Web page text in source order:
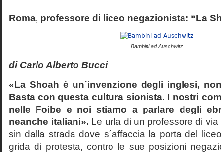
Roma, professore di liceo negazionista: “La
Bambini ad Auschwitz
di Carlo Alberto Bucci
«La Shoah è un´invenzione degli inglesi,
Basta con questa cultura sionista. I nostri
nelle Foibe e noi stiamo a parlare degli
neanche italiani». Le urla di un professore di
sin dalla strada dove s´affaccia la porta del
grida di protesta, contro le sue posizioni